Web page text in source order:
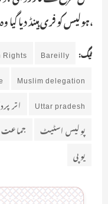
،ہولیس کو فری ہینڈ دیا
ٹیگ: Bareilly
Rights
Muslim delegation
Uttar pradesh
اتر
پولیس اسٹیٹ
جماعت
یوپی